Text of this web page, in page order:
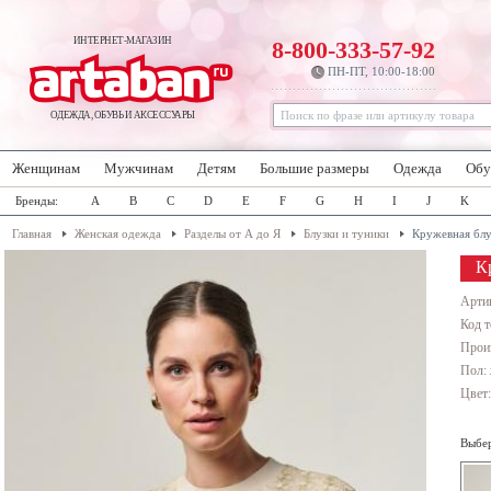
ИНТЕРНЕТ-МАГАЗИН
ОДЕЖДА, ОБУВЬ И АКСЕССУАРЫ
8-800-333-57-92
ПН-ПТ, 10:00-18:00
Женщинам Мужчинам Детям Большие размеры Одежда
Бренды: A B C D E F G H I J K
Главная Женская одежда Разделы от А до Я Блузки и туники Кружевная
Код
Пол: